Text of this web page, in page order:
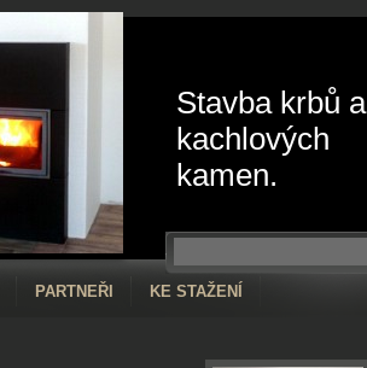
Stavba krbů a
kachlových
kamen.
PARTNEŘI KE STAŽENÍ